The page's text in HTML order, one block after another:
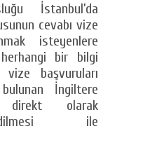
İstanbul’da
cevabı vize
isteyenlere
herhangi bir bilgi
başvuruları
İngiltere
direkt olarak
ile